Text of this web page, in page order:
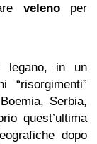
velenoper
legano, in un
“risorgimenti”
Serbia,
quest’ultima
dopo